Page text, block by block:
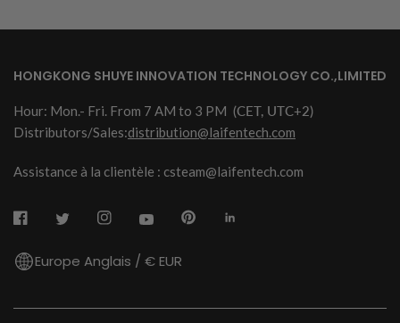
HONGKONG SHUYE INNOVATION TECHNOLOGY CO.,LIMITED
Hour: Mon.- Fri. From 7 AM to 3 PM (CET, UTC+2)
Distributors/Sales:distribution@laifentech.com
Assistance à la clientèle : csteam@laifentech.com
Europe Anglais / € EUR